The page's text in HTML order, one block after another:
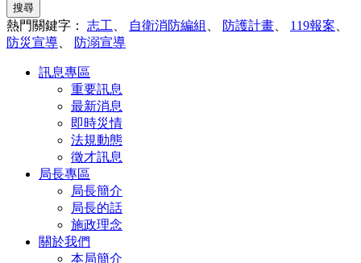
搜尋
熱門關鍵字： 志工 自衛消防編組 防護計畫 119報案
防災宣導
防溺宣導
訊息專區
重要訊息
最新消息
即時災情
法規動態
徵才訊息
局長專區
局長簡介
局長的話
施政理念
關於我們
本局簡介